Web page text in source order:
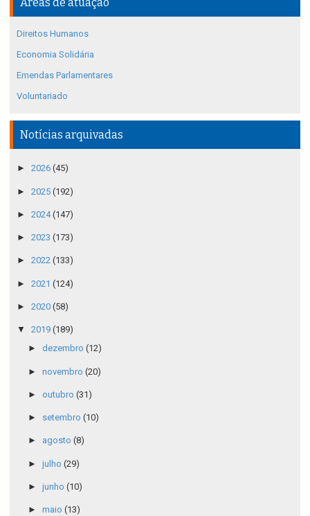
Direitos Humanos
Economia Solidária
Emendas Parlamentares
Voluntariado
Notícias arquivadas
► 2026 (45)
► 2025 (192)
► 2024(147)
► 2023 (173)
► 2022 (133)
► 2021 (124)
► 2020 (58)
▼ 2019 (189)
► dezembro (12)
► novembro (20)
► outubro (31)
► setembro (10)
► agosto (8)
► julho (29)
► junho (10)
► maio (13)